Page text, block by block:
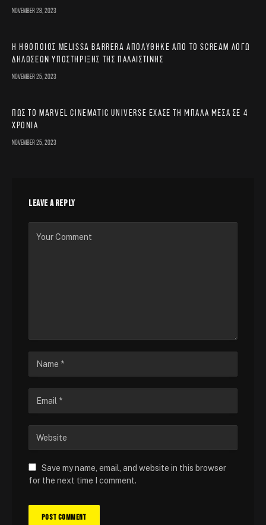
November 28, 2023
Η ηθοποιός Melissa Barrera απολύθηκε από το Scream λόγω
δηλώσεων υποστήριξης της Παλαιστίνης
November 25, 2023
Πώς το Marvel Cinematic Universe έχασε τη μπάλα μέσα σε 4
χρόνια
November 25, 2023
LEAVE A REPLY
Save my name, email, and website in this browser
for the next time I comment.